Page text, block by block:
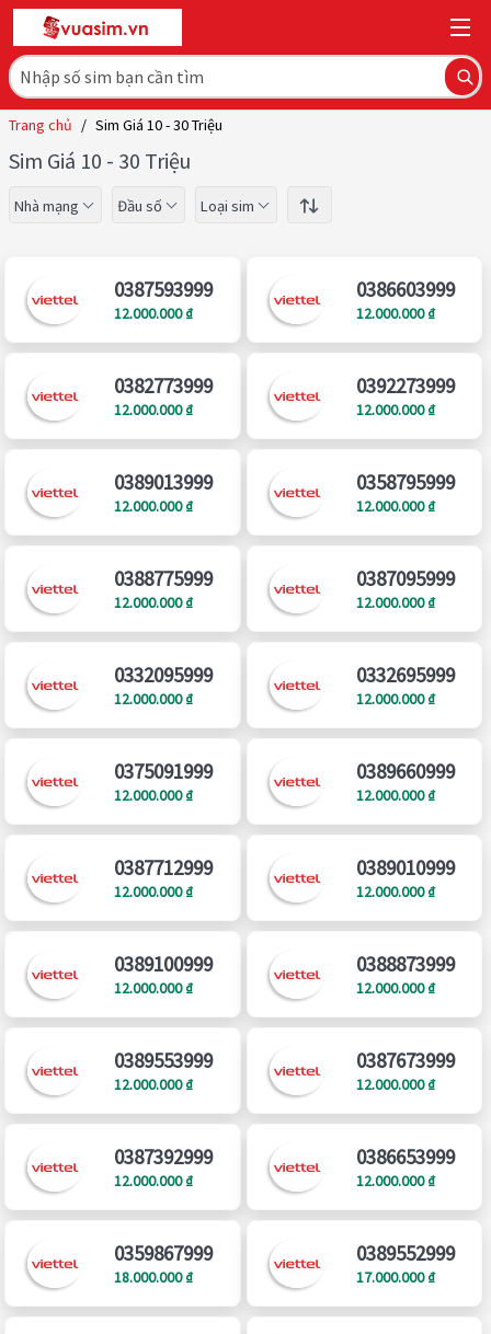
Trang chủ / Sim Giá 10 - 30 Triệu
Sim Giá 10 - 30 Triệu
Nhà mạng Đầu số Loại sim
0387593999
12.000.000 ₫
0386603999
12.000.000 ₫
0382773999
12.000.000 ₫
0392273999
12.000.000 ₫
0389013999
12.000.000 ₫
0358795999
12.000.000 ₫
0388775999
12.000.000 ₫
0387095999
12.000.000 ₫
0332095999
12.000.000 ₫
0332695999
12.000.000 ₫
0375091999
12.000.000 ₫
0389660999
12.000.000 ₫
0387712999
12.000.000 ₫
0389010999
12.000.000 ₫
0389100999
12.000.000 ₫
0388873999
12.000.000 ₫
0389553999
12.000.000 ₫
0387673999
12.000.000 ₫
0387392999
12.000.000 ₫
0386653999
12.000.000 ₫
0359867999
18.000.000 ₫
0389552999
17.000.000 ₫